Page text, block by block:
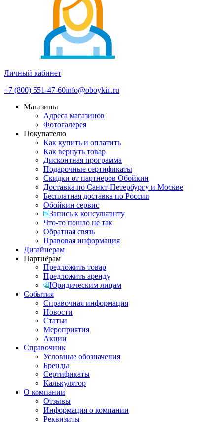
Личный кабинет
+7 (800) 551-47-60info@oboykin.ru
Магазины
Адреса магазинов
Фотогалерея
Покупателю
Как купить и оплатить
Как вернуть товар
Дисконтная программа
Подарочные сертификаты
Скидки от партнеров Обойкин
Доставка по Санкт-Петербургу и Москве
Бесплатная доставка по России
Обойкин сервис
Запись к консультанту
Что-то пошло не так
Обратная связь
Правовая информация
Дизайнерам
Партнёрам
Предложить товар
Предложить аренду
Юридическим лицам
События
Справочная информация
Новости
Статьи
Мероприятия
Акции
Справочник
Условные обозначения
Бренды
Сертификаты
Калькулятор
О компании
Отзывы
Информация о компании
Реквизиты